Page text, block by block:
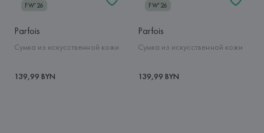
FW'26
Parfois
Сумка из искусственной кожи
139,99 BYN
FW'26
Parfois
Сумка из искусственной кожи
139,99 BYN